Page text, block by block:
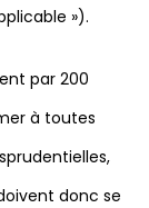
»).
par 200
à toutes
donc se